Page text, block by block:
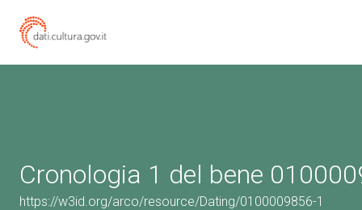
Cronologia 1 del bene
https://w3id.org/arco/resource/Dating/0100009856-1